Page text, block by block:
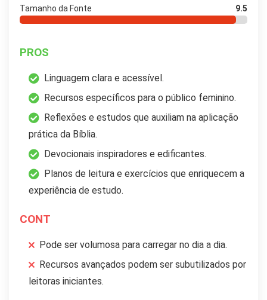
Tamanho da Fonte 9.5
PROS
Linguagem clara e acessível.
Recursos específicos para o público feminino.
Reflexões e estudos que auxiliam na aplicação
prática da Bíblia.
Devocionais inspiradores e edificantes.
Planos de leitura e exercícios que enriquecem a
experiência de estudo.
CONT
Pode ser volumosa para carregar no dia a dia.
Recursos avançados podem ser subutilizados por
leitoras iniciantes.